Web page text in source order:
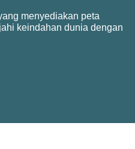
menyediakan peta
keindahan dunia dengan